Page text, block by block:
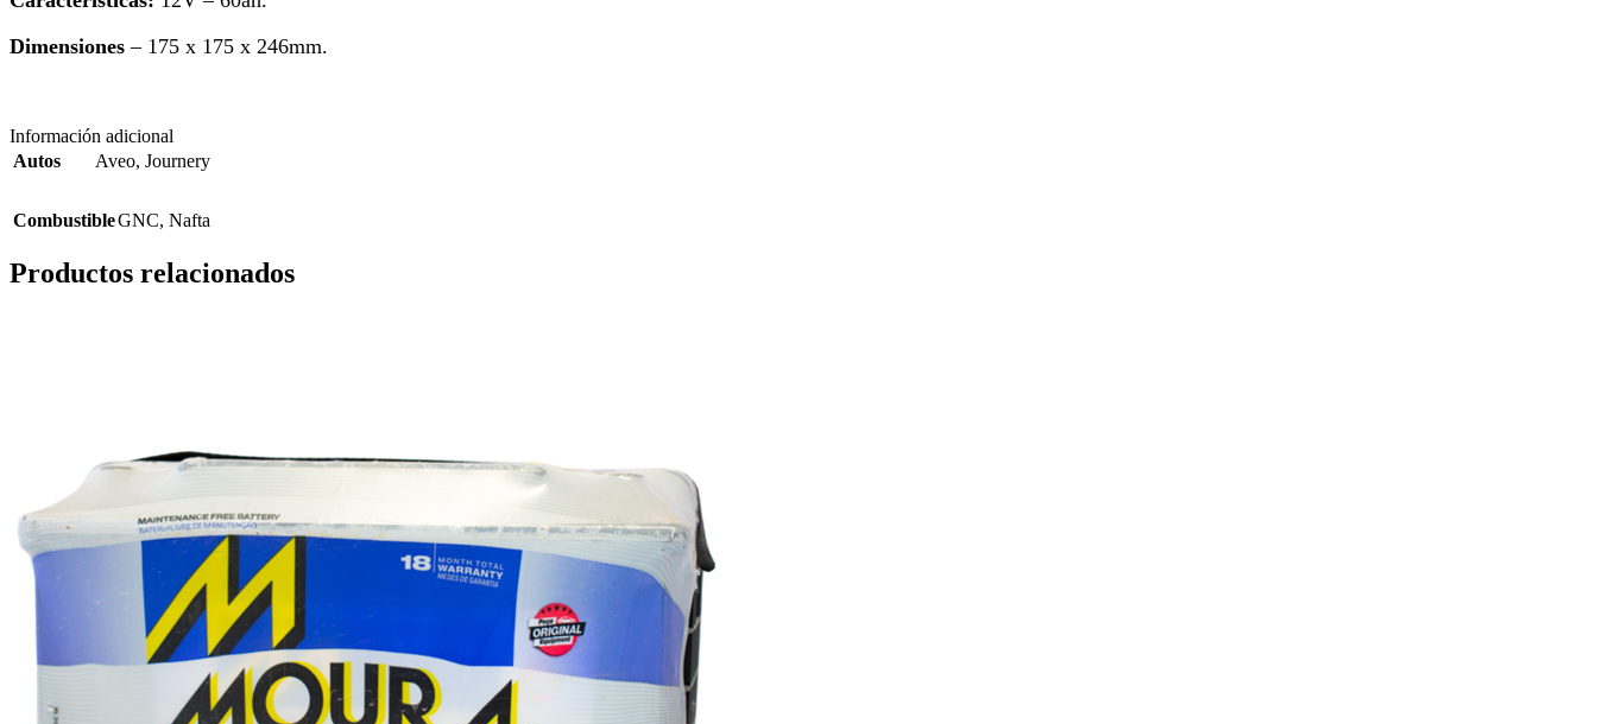
Dimensiones – 175 x 175 x 246mm.
Información adicional
Autos
Aveo, Journery
CombustibleGNC, Nafta
Productos relacionados